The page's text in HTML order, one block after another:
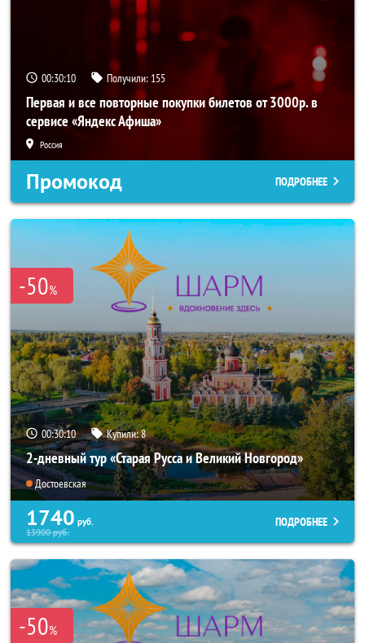
00:30:09 Получили: 155
Первая и все повторные покупки билетов от 3000р. в
сервисе «Яндекс Афиша»
Россия
Промокод ПОДРОБНЕЕ
-50%
00:30:09 Купили:8
2-дневный тур «Старая Русса и Великий Новгород»
Достоевская
1740 руб.
13900руб.
ПОДРОБНЕЕ
-50%